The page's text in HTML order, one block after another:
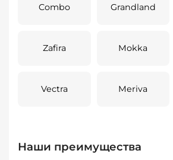
Combo Grandland
Zafira Mokka
Vectra Meriva
Наши преимущества